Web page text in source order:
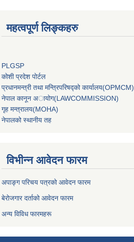
महत्वपूर्ण लिङ्कहरु
PLGSP
कोशी प्रदेश पोर्टल
प्रधानमन्‍त्री तथा मन्‍त्रिपरिषद्को कार्यालय(OPMCM)
नेपाल कानून अायोग(LAWCOMMISSION)
गृह मन्‍त्रालय(MOHA)
नेपालको स्थानीय तह
विभीन्न आवेदन फारम
अपाङ्ग परिचय पत्रको आवेदन फारम
बेरोजगार दर्ताको आवेदन फारम
अन्य विविध फारमहरू